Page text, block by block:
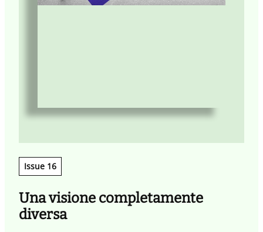
Issue 16
Una visione completamente
diversa